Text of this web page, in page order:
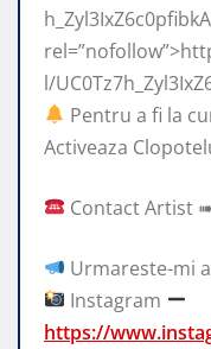
l/
Pentru a fi la
Activeaza
Contact Artist
Urmareste-mi
Instagram
https://